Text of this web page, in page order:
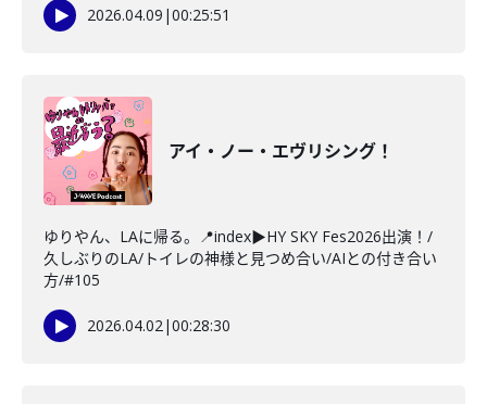
2026.04.09 |00:25:51
アイ・ノー・エヴリシング！
ゆりやん、LAに帰る。📍index▶HY SKY Fes2026出演！/
久しぶりのLA/トイレの神様と見つめ合い/AIとの付き合い
方/#105
2026.04.02|00:28:30